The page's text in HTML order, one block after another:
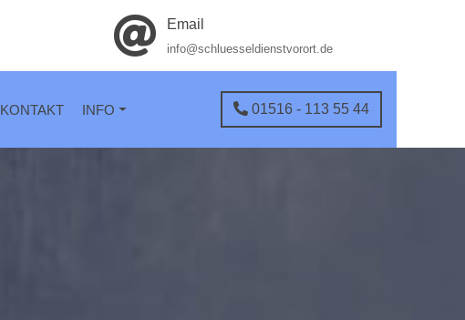
Email
info@schluesseldienstvorort.de
KONTAKT INFO 01516 - 113 55 44